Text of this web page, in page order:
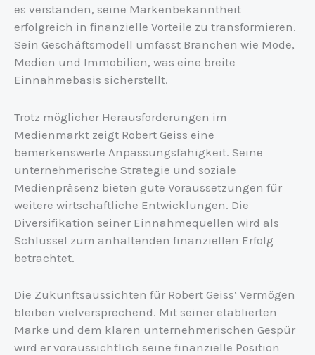
es verstanden, seine Markenbekanntheit
erfolgreich in finanzielle Vorteile zu transformieren.
Sein Geschäftsmodell umfasst Branchen wie Mode,
Medien und Immobilien, was eine breite
Einnahmebasis sicherstellt.
Trotz möglicher Herausforderungen im
Medienmarkt zeigt Robert Geiss eine
bemerkenswerte Anpassungsfähigkeit. Seine
unternehmerische Strategie und soziale
Medienpräsenz bieten gute Voraussetzungen für
weitere wirtschaftliche Entwicklungen. Die
Diversifikation seiner Einnahmequellen wird als
Schlüssel zum anhaltenden finanziellen Erfolg
betrachtet.
Die Zukunftsaussichten für Robert Geiss‘ Vermögen
bleiben vielversprechend. Mit seiner etablierten
Marke und dem klaren unternehmerischen Gespür
wird er voraussichtlich seine finanzielle Position